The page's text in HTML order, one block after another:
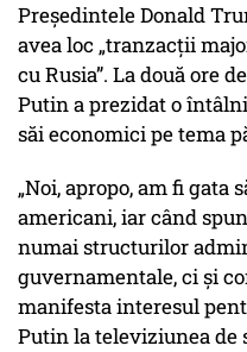
Președintele Donald
avea loc „tranzacții
cu Rusia”. La două ore
Putin a prezidat o
săi economici pe tema
„Noi, apropo, am fi
americani, iar când
numai structurilor
guvernamentale, ci și
manifesta interesul
Putin la televiziunea de